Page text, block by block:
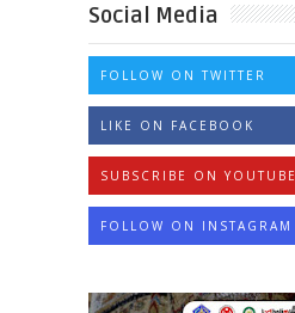
Social Media
FOLLOW ON TWITTER
LIKE ON FACEBOOK
SUBSCRIBE ON YOUTUBE
FOLLOW ON INSTAGRAM